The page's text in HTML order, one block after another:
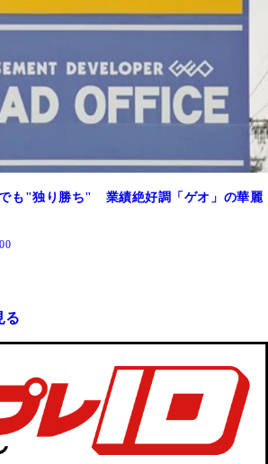
も"独り勝ち" 業績絶好調「ゲオ」の華麗
る